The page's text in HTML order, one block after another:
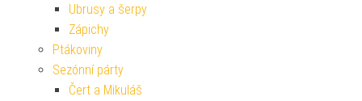
Ubrusy a šerpy
Zápichy
Ptákoviny
Sezónní párty
Čert a Mikuláš